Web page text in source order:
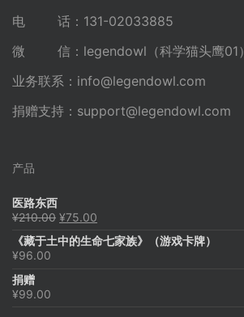
电 话：131-02033885
微 信：legendowl（科学猫头鹰01）
业务联系： info@legendowl.com
捐赠支持： support@legendowl.com
产品
医路东西
¥210.00 原
为：
¥75.00
价
《藏于土中的生命七家族》（游戏卡牌）
¥96.00
捐赠
¥99.00